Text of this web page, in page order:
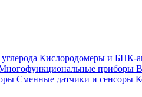
Кислородомеры и БПК-
приборы
Сменные датчики и сенсоры